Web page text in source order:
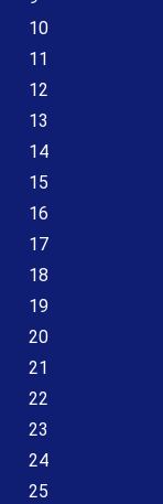
10
11
12
13
14
15
16
17
18
19
20
21
22
23
24
25